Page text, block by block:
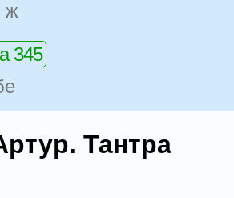
ж
345
Тантра